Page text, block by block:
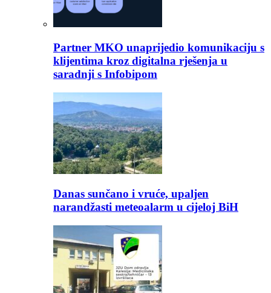
Partner MKO unaprijedio komunikaciju s
klijentima kroz digitalna rješenja u
saradnji s Infobipom
Danas sunčano i vruće, upaljen
narandžasti meteoalarm u cijeloj BiH